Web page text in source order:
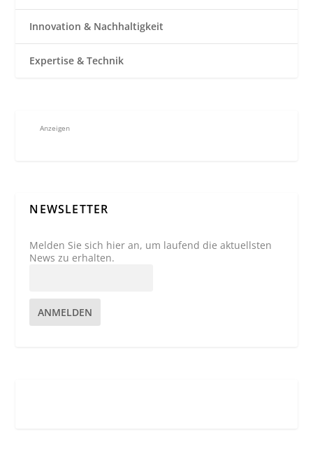
Innovation & Nachhaltigkeit
Expertise & Technik
Anzeigen
NEWSLETTER
Melden Sie sich hier an, um laufend die aktuellsten
News zu erhalten.
ANMELDEN